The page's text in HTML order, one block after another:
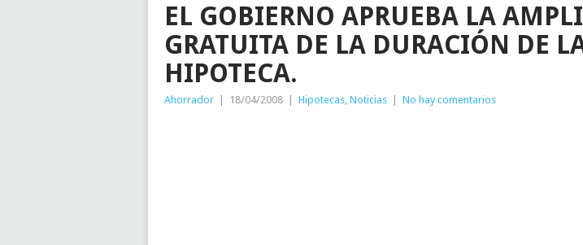
EL GOBIERNO APRUEBA LA
GRATUITA DE LA DURACIÓN DE
HIPOTECA.
Ahorrador 18/04/2008 Hipotecas, Noticias No hay comentarios